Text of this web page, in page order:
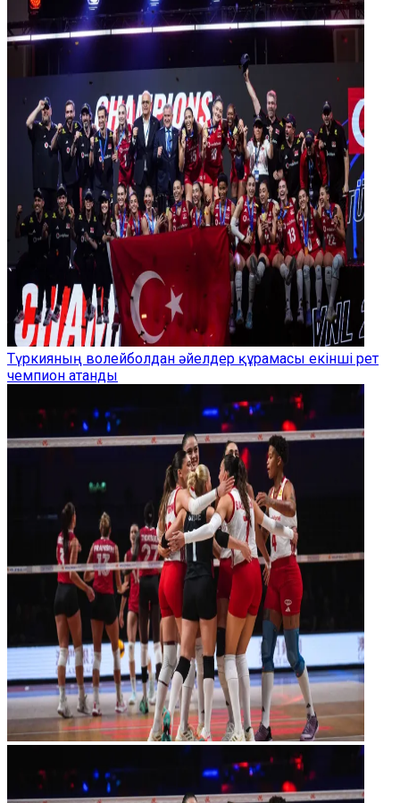
Түркияның волейболдан әйелдер құрамасы екінші рет
чемпион атанды